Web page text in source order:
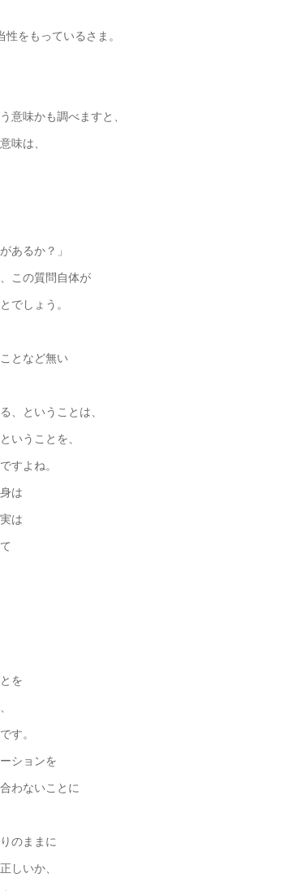
をもっているさま。
意味かも調べますと、
味は、
あるか？」
この質問自体が
でしょう。
となど無い
、ということは、
いうことを、
すよね。
は
は
を
す。
ションを
わないことに
のままに
しいか、